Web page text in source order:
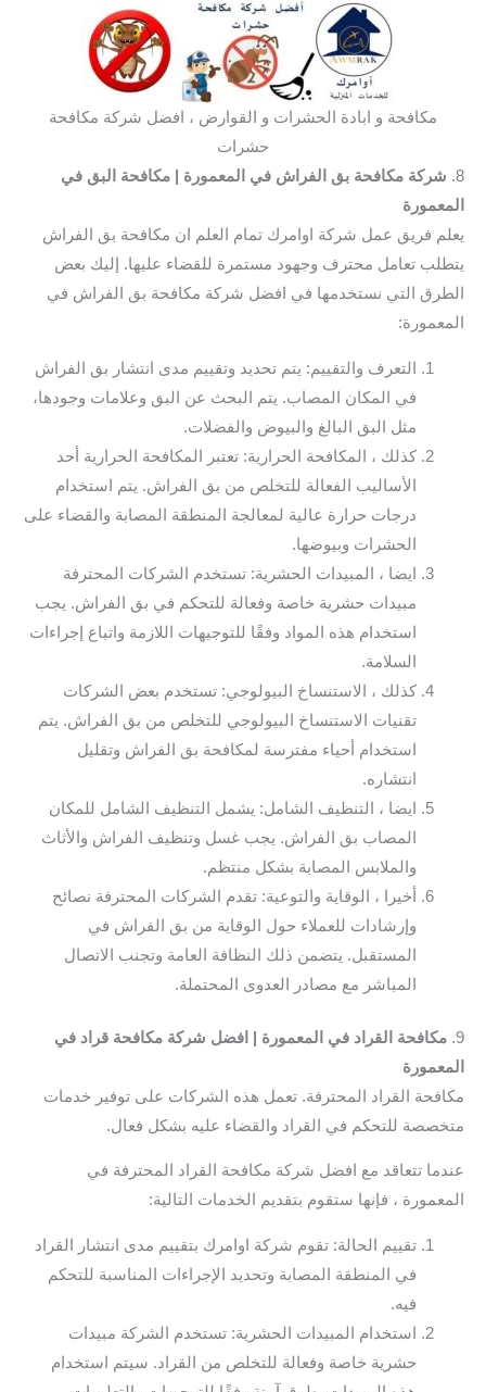
مكافحة و ابادة الحشرات و القوارض ، افضل شركة مكافحة
حشرات
8. شركة مكافحة بق الفراش في المعمورة
| مكافحة البق في
المعمورة
يعلم فريق عمل شركة اوامرك تمام العلم ان مكافحة بق الفراش
يتطلب تعامل محترف وجهود مستمرة للقضاء عليها. إليك بعض
الطرق التي نستخدمها في افضل شركة مكافحة بق الفراش في
المعمورة:
التعرف والتقييم: يتم تحديد وتقييم مدى انتشار بق الفراش
في المكان المصاب. يتم البحث عن البق وعلامات وجودها،
مثل البق البالغ والبيوض والفضلات.
كذلك ، المكافحة الحرارية: تعتبر المكافحة الحرارية أحد
الأساليب الفعالة للتخلص من بق الفراش. يتم استخدام
درجات حرارة عالية لمعالجة المنطقة المصابة والقضاء على
الحشرات وبيوضها.
ايضا ، المبيدات الحشرية: تستخدم الشركات المحترفة
مبيدات حشرية خاصة وفعالة للتحكم في بق الفراش. يجب
استخدام هذه المواد وفقًا للتوجيهات اللازمة واتباع إجراءات
السلامة.
كذلك ، الاستنساخ البيولوجي: تستخدم بعض الشركات
تقنيات الاستنساخ البيولوجي للتخلص من بق الفراش. يتم
استخدام أحياء مفترسة لمكافحة بق الفراش وتقليل
انتشاره.
ايضا ، التنظيف الشامل: يشمل التنظيف الشامل للمكان
المصاب بق الفراش. يجب غسل وتنظيف الفراش والأثاث
والملابس المصابة بشكل منتظم.
أخيرا ، الوقاية والتوعية: تقدم الشركات المحترفة نصائح
وإرشادات للعملاء حول الوقاية من بق الفراش في
المستقبل. يتضمن ذلك النظافة العامة وتجنب الاتصال
المباشر مع مصادر العدوى المحتملة.
9. مكافحة القراد في المعمورة | افضل شركة مكافحة قراد في
المعمورة
مكافحة القراد المحترفة. تعمل هذه الشركات على توفير خدمات
متخصصة للتحكم في القراد والقضاء عليه بشكل فعال.
عندما تتعاقد مع افضل شركة مكافحة القراد المحترفة في
المعمورة ، فإنها ستقوم بتقديم الخدمات التالية:
تقييم الحالة: تقوم شركة اوامرك بتقييم مدى انتشار القراد
في المنطقة المصابة وتحديد الإجراءات المناسبة للتحكم
فيه.
استخدام المبيدات الحشرية: تستخدم الشركة مبيدات
حشرية خاصة وفعالة للتخلص من القراد. سيتم استخدام